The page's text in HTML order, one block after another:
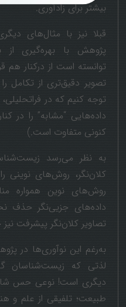
بیشتر برای زادآوری.
قبلا نیز با مثال‌های
پژوهش با بهره‌گیری از
توانسته است از درکنار هم
تصویر دقیق‌تری از تکامل
توجه کنیم که در
داده‌هایی “مشابه” را در
کنونی متفاوت است.)
به نظر می‌رسد
کلان‌نگر، روش‌های نوینی
روش‌های نوین همواره
داده‌های جزیی‌نگر حذف
تصاویر کلان‌نگر پیشرفت
به‌رغم این نوآوری‌ها در
لذتی که زیست‌شناسان
دیگری است! نوعی حس
طبیعت؛ تلفیقی از علم و